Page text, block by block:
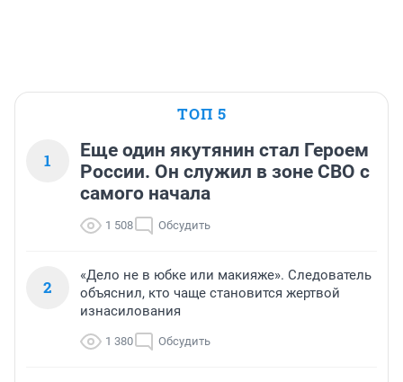
ТОП 5
1
Еще один якутянин стал Героем
России. Он служил в зоне СВО с
самого начала
1 508 Обсудить
2
«Дело не в юбке или макияже». Следователь
объяснил, кто чаще становится жертвой
изнасилования
1 380 Обсудить